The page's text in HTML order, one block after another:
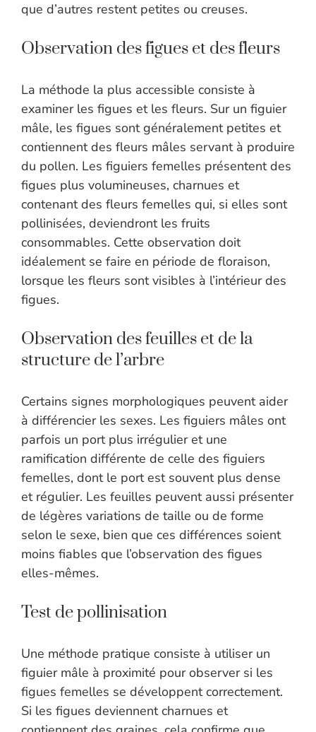
que d’autres restent petites ou creuses.
Observation des figues et des fleurs
La méthode la plus accessible consiste à
examiner les figues et les fleurs. Sur un figuier
mâle, les figues sont généralement petites et
contiennent des fleurs mâles servant à produire
du pollen. Les figuiers femelles présentent des
figues plus volumineuses, charnues et
contenant des fleurs femelles qui, si elles sont
pollinisées, deviendront les fruits
consommables. Cette observation doit
idéalement se faire en période de floraison,
lorsque les fleurs sont visibles à l’intérieur des
figues.
Observation des feuilles et de la
structure de l’arbre
Certains signes morphologiques peuvent aider
à différencier les sexes. Les figuiers mâles ont
parfois un port plus irrégulier et une
ramification différente de celle des figuiers
femelles, dont le port est souvent plus dense
et régulier. Les feuilles peuvent aussi présenter
de légères variations de taille ou de forme
selon le sexe, bien que ces différences soient
moins fiables que l’observation des figues
elles-mêmes.
Test de pollinisation
Une méthode pratique consiste à utiliser un
figuier mâle à proximité pour observer si les
figues femelles se développent correctement.
Si les figues deviennent charnues et